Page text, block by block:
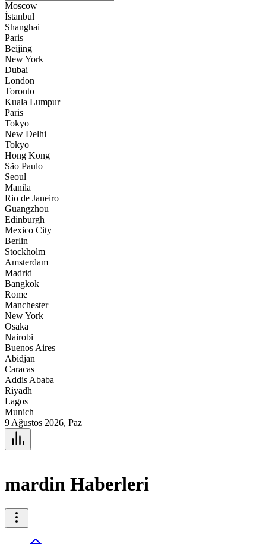
Moscow
İstanbul
Shanghai
Paris
Beijing
New York
Dubai
London
Toronto
Kuala Lumpur
Paris
Tokyo
New Delhi
Tokyo
Hong Kong
São Paulo
Seoul
Manila
Rio de Janeiro
Guangzhou
Edinburgh
Mexico City
Berlin
Stockholm
Amsterdam
Madrid
Bangkok
Rome
Manchester
New York
Osaka
Nairobi
Buenos Aires
Abidjan
Caracas
Addis Ababa
Riyadh
Lagos
Munich
9 Ağustos 2026, Paz
mardin Haberleri